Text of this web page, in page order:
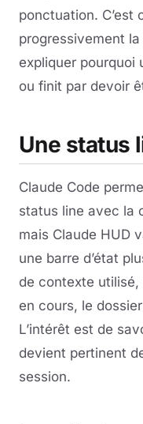
ponctuation. C’est
progressivement
expliquer pourquoi
ou finit par devoir
Une status
Claude Code
status line avec la
mais Claude HUD
une barre d’état
de contexte utilisé,
en cours, le
L’intérêt est de
devient pertinent
session.